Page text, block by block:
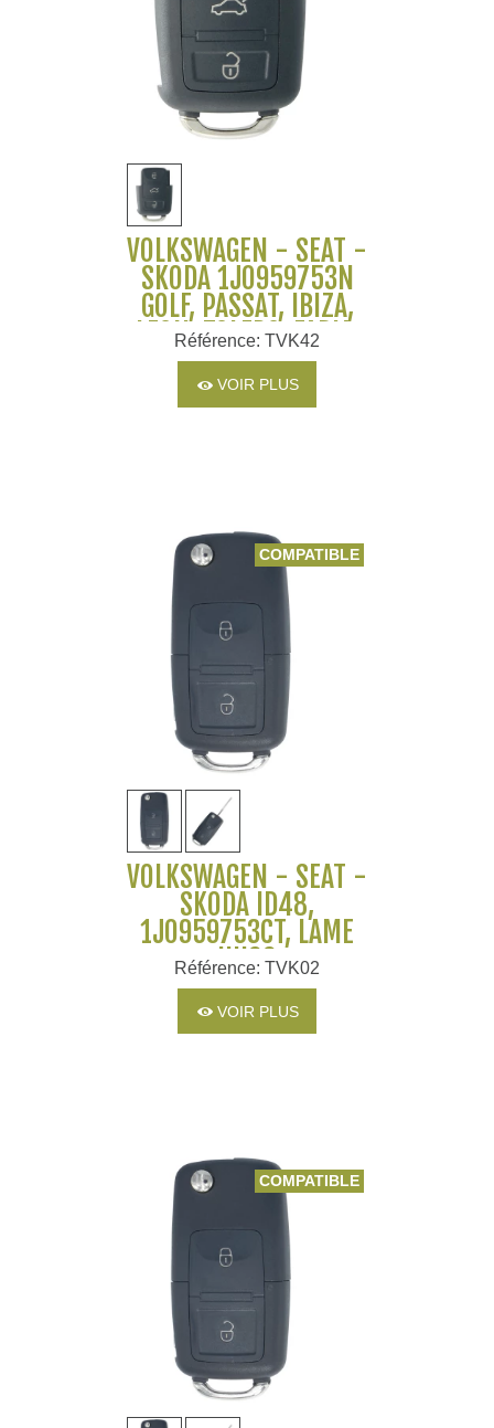
VOLKSWAGEN - SEAT -
SKODA 1J0959753N
GOLF, PASSAT, IBIZA,
LEON, TOLEDO, FABIA,
OCTAVIA
Référence: TVK42
VOIR PLUS
COMPATIBLE
VOLKSWAGEN - SEAT -
SKODA ID48,
1J0959753CT, LAME
HU66
Référence: TVK02
VOIR PLUS
COMPATIBLE